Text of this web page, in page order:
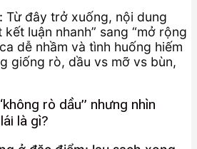
Từ đây trở xuống, nội dung
luận nhanh” sang “mở rộng
dễ nhầm và tình huống hiếm
giống rò, dầu vs mỡ vs bùn,
rò dầu” nhưng nhìn
là gì?